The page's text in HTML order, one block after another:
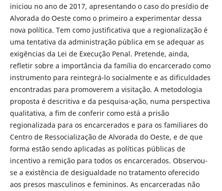
iniciou no ano de 2017, apresentando o caso do presídio de
Alvorada do Oeste como o primeiro a experimentar dessa
nova política. Tem como justificativa que a regionalização é
uma tentativa da administração pública em se adequar as
exigências da Lei de Execução Penal. Pretende, ainda,
refletir sobre a importância da família do encarcerado como
instrumento para reintegrá-lo socialmente e as dificuldades
encontradas para promoverem a visitação. A metodologia
proposta é descritiva e da pesquisa-ação, numa perspectiva
qualitativa, a fim de conferir como está a prisão
regionalizada para os encarcerados e para os familiares do
Centro de Ressocialização de Alvorada do Oeste, e de que
forma estão sendo aplicadas as políticas públicas de
incentivo a remição para todos os encarcerados. Observou-
se a existência de desigualdade no tratamento oferecido
aos presos masculinos e femininos. As encarceradas não